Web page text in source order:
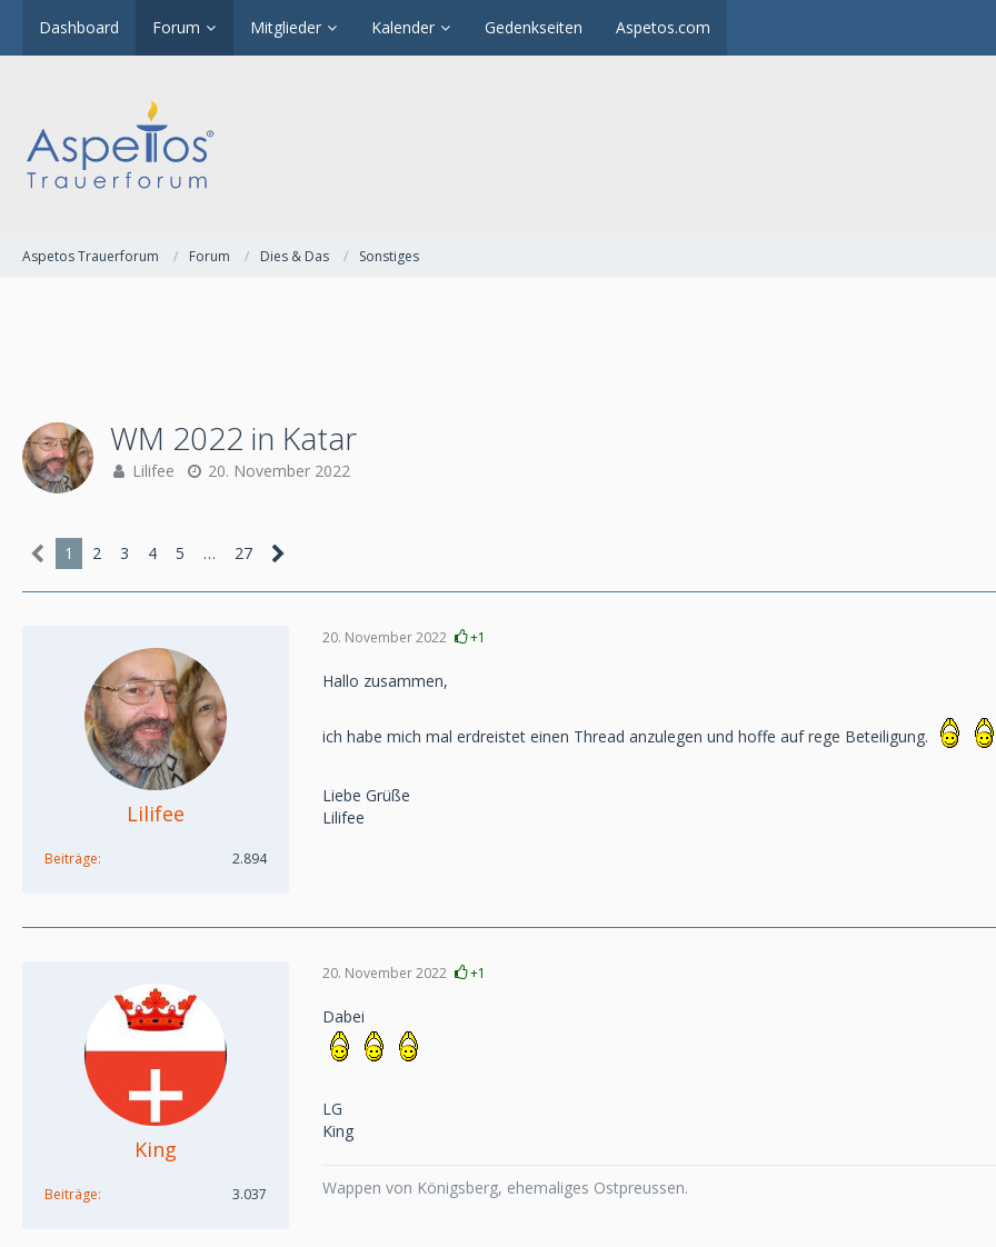
Dashboard Forum Mitglieder Kalender Gedenkseiten Aspetos.com
Aspetos Trauerforum Forum Dies & Das Sonstiges
WM 2022 in Katar
Lilifee 20. November 2022
1 2 3 4 5 … 27
Lilifee
Beiträge 2.894
20. November 2022 +1
Hallo zusammen,
ich habe mich mal erdreistet einen Thread anzulegen und hoffe auf rege Beteiligung.
Liebe Grüße
Lilifee
King
Beiträge 3.037
20. November 2022 +1
Dabei
LG
King
Wappen von Königsberg, ehemaliges Ostpreussen.